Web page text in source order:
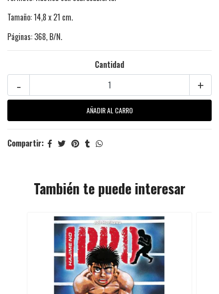
Tamaño: 14,8 x 21 cm.
Páginas: 368, B/N.
Cantidad
+
-
Compartir:
También te puede interesar